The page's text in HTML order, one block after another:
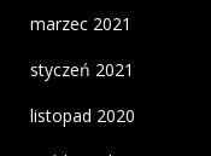
marzec 2021
styczeń 2021
listopad 2020